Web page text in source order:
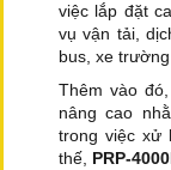
việc lắp đặt
vụ vận tải,
bus, xe trường
Thêm vào
nâng cao
trong việc xử
thế, PRP-